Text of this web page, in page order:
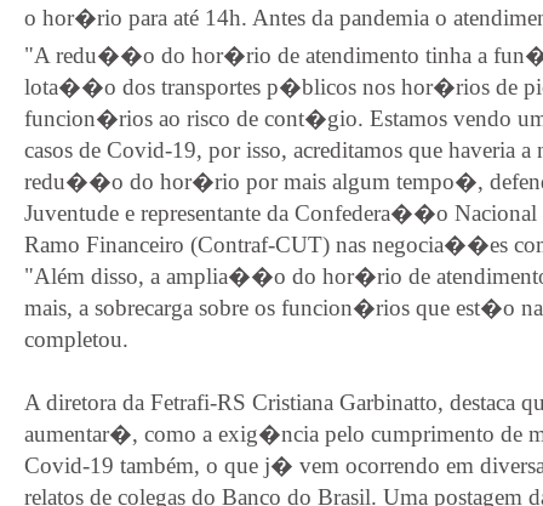
o hor�rio para até 14h. Antes da pandemia o
"A redu��o do hor�rio de atendimento tinha a
lota��o dos transportes p�blicos nos hor�rios de
funcion�rios ao risco de cont�gio. Estamos vendo
casos de Covid-19, por isso, acreditamos que haveria a
redu��o do hor�rio por mais algum tempo�,
Juventude e representante da Confedera��o Nacional
Ramo Financeiro (Contraf-CUT) nas negocia��es
"Além disso, a amplia��o do hor�rio de
mais, a sobrecarga sobre os funcion�rios que est�o
completou.
A diretora da Fetrafi-RS Cristiana Garbinatto, destaca
aumentar�, como a exig�ncia pelo cumprimento
Covid-19 também, o que j� vem ocorrendo em
relatos de colegas do Banco do Brasil. Uma postagem